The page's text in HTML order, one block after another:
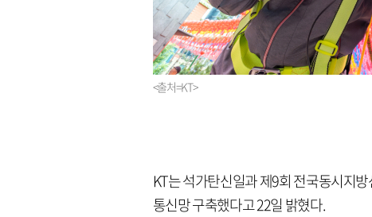
<출처=KT>
KT는 석가탄신일과 제9회 전국동시지
통신망 구축했다고 22일 밝혔다.